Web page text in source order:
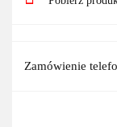
Zamówienie